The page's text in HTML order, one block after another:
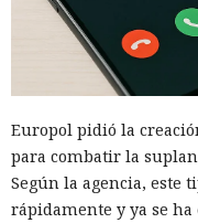
Europol pidió la
para combatir la
Según la agencia, este
rápidamente y ya se